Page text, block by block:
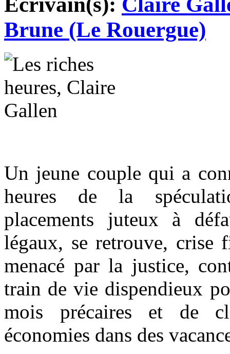
Brune (Le Rouergue)
Un jeune couple qui a
heures de la
placements juteux à
légaux, se retrouve, crise
menacé par la justice,
train de vie dispendieux
mois précaires et de
économies dans des